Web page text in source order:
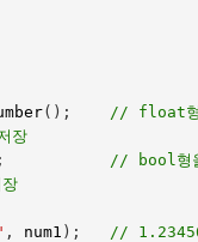
();
// float형
장
// bool형
, num1 );
//